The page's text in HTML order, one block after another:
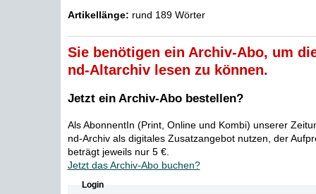
Artikellänge: rund 189 Wörter
Sie benötigen ein Archiv-Abo, um
nd-Altarchiv lesen zu können.
Jetzt ein Archiv-Abo bestellen?
Als AbonnentIn (Print, Online und Kombi) unserer
nd-Archiv als digitales Zusatzangebot nutzen, der
beträgt jeweils nur 5 €.
Jetzt das Archiv-Abo buchen?
Login